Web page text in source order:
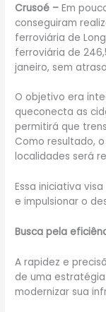
Crusoé –Em
conseguiram
ferroviária de
ferroviária de
janeiro, sem
O objetivo era
queconecta as
permitirá que
Como resultado,
localidades será
Essa iniciativa
e impulsionar o
Busca pela
A rapidez e
de uma
modernizar sua